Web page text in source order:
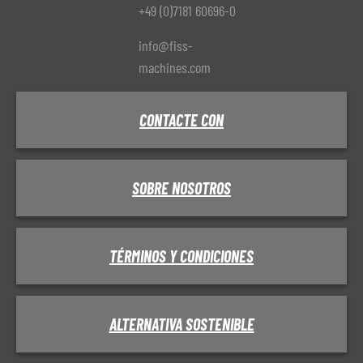
+49 (0)7181 60696-0
info@fiss-
machines.com
CONTACTE CON
SOBRE NOSOTROS
TÉRMINOS Y CONDICIONES
ALTERNATIVA SOSTENIBLE